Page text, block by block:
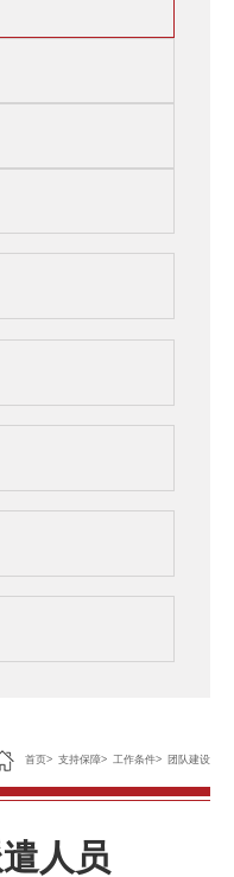
首页> 支持保障> 工作条件> 团队建设
人员